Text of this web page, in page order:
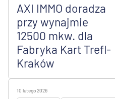
AXI IMMO doradza
przy wynajmie
12500 mkw. dla
Fabryka Kart Trefl-
Kraków
10 lutego 2026